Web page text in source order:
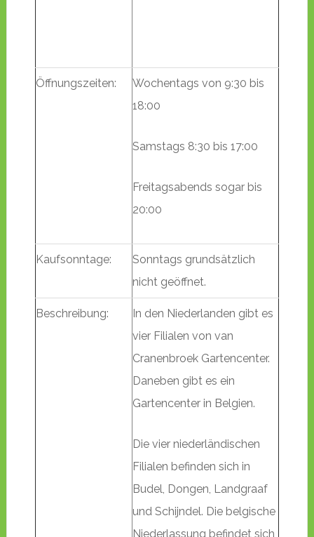
Öffnungszeiten:
Wochentags von 9:30 bis
18:00
Samstags 8:30 bis 17:00
Freitagsabends sogar bis
20:00
Kaufsonntage:
Sonntags grundsätzlich
nicht geöffnet.
Beschreibung:
In den Niederlanden gibt es
vier Filialen von van
Cranenbroek Gartencenter.
Daneben gibt es ein
Gartencenter in Belgien.
Die vier niederländischen
Filialen befinden sich in
Budel, Dongen, Landgraaf
und Schijndel. Die belgische
Niederlassung befindet sich